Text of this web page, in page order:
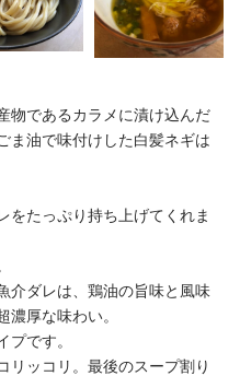
物であるカラメに漬け込んだ
ま油で味付けした白髪ネギは
をたっぷり持ち上げてくれま
介ダレは、鶏油の旨味と風味
厚な味わい。
プです。
リッコリ。最後のスープ割り